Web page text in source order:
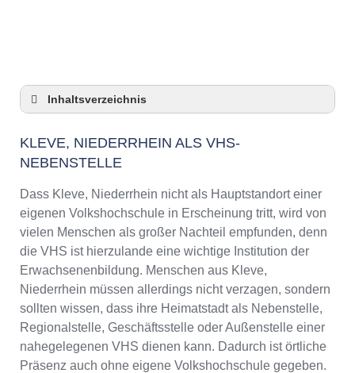
Inhaltsverzeichnis
Checkliste: So zeigt die VHS in Kleve,
Niederrhein Präsenz
Niederrhein an VHS-Kursen
VHS Kleve, Niederrhein Kurse und Umgebung
VHS Kleve, Niederrhein – Öffnungszeiten und
Telefonnummer
Online-Kurse – Alternative Angebote zu einem
Kurs an der VHS
Top-Kurse an der Abendschule Kleve,
Niederrhein
Weiterbildung in Kleve, Niederrhein
KLEVE, NIEDERRHEIN ALS VHS-
NEBENSTELLE
Dass Kleve, Niederrhein nicht als Hauptstandort einer
eigenen Volkshochschule in Erscheinung tritt, wird von
vielen Menschen als großer Nachteil empfunden, denn
die VHS ist hierzulande eine wichtige Institution der
Erwachsenenbildung. Menschen aus Kleve,
Niederrhein müssen allerdings nicht verzagen, sondern
sollten wissen, dass ihre Heimatstadt als Nebenstelle,
Regionalstelle, Geschäftsstelle oder Außenstelle einer
nahegelegenen VHS dienen kann. Dadurch ist örtliche
Präsenz auch ohne eigene Volkshochschule gegeben.